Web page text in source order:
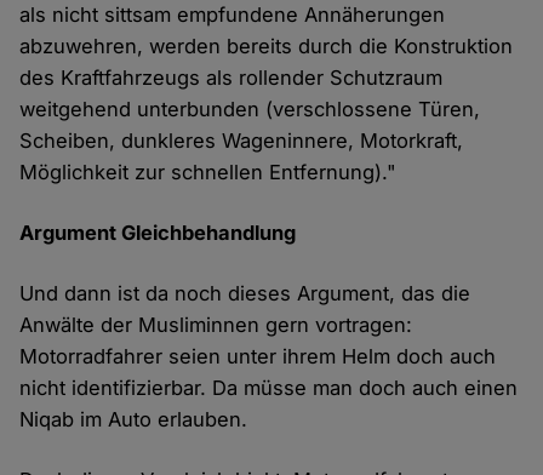
als nicht sittsam empfundene Annäherungen
abzuwehren, werden bereits durch die Konstruktion
des Kraftfahrzeugs als rollender Schutzraum
weitgehend unterbunden (verschlossene Türen,
Scheiben, dunkleres Wageninnere, Motorkraft,
Möglichkeit zur schnellen Entfernung)."
Argument Gleichbehandlung
Und dann ist da noch dieses Argument, das die
Anwälte der Musliminnen gern vortragen:
Motorradfahrer seien unter ihrem Helm doch auch
nicht identifizierbar. Da müsse man doch auch einen
Niqab im Auto erlauben.